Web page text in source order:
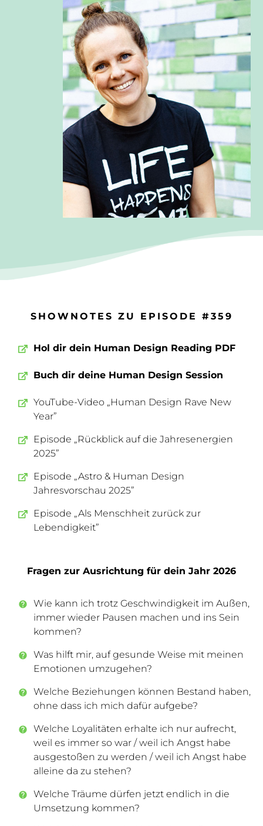
SHOWNOTES ZU EPISODE #359
Hol dir dein Human Design Reading PDF
Buch dir deine Human Design Session
YouTube-Video „Human Design Rave New
Year”
Episode „Rückblick auf die Jahresenergien
2025”
Episode „Astro & Human Design
Jahresvorschau 2025”
Episode „Als Menschheit zurück zur
Lebendigkeit”
Fragen zur Ausrichtung für dein Jahr 2026
Wie kann ich trotz Geschwindigkeit im Außen,
immer wieder Pausen machen und ins Sein
kommen?
Was hilft mir, auf gesunde Weise mit meinen
Emotionen umzugehen?
Welche Beziehungen können Bestand haben,
ohne dass ich mich dafür aufgebe?
Welche Loyalitäten erhalte ich nur aufrecht,
weil es immer so war / weil ich Angst habe
ausgestoßen zu werden / weil ich Angst habe
alleine da zu stehen?
Welche Träume dürfen jetzt endlich in die
Umsetzung kommen?